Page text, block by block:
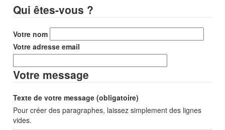
Qui êtes-vous ?
Votre nom
Votre adresse email
Votre message
Texte de votre message (obligatoire)
Pour créer des paragraphes, laissez simplement des lignes
vides.